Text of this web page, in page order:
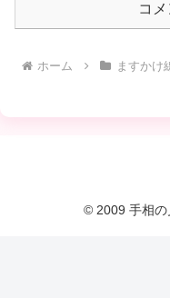
コ
ホーム ますかけ
© 2009 手相の